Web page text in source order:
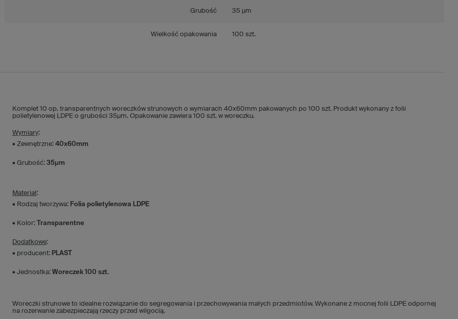
Grubość 35 µm
Wielkość opakowania 100 szt.
Komplet 10 op. transparentnych woreczków strunowych o wymiarach 40x60mm pakowanych po 100 szt. Produkt wykonany z folii
polietylenowej LDPE o grubości 35µm. Opakowanie zawiera 100 szt. w woreczku.
Wymiary:
• Zewnętrzne: 40x60mm
• Grubość: 35µm
Materiał:
• Rodzaj tworzywa: Folia polietylenowa LDPE
• Kolor: Transparentne
Dodatkowe:
• producent: PLAST
• Jednostka: Woreczek 100 szt.
Woreczki strunowe to idealne rozwiązanie do segregowania i przechowywania małych przedmiotów. Wykonane z mocnej folii LDPE odpornej
na rozerwanie zabezpieczają rzeczy przed wilgocią.